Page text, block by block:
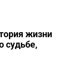
жизни
судьбе,